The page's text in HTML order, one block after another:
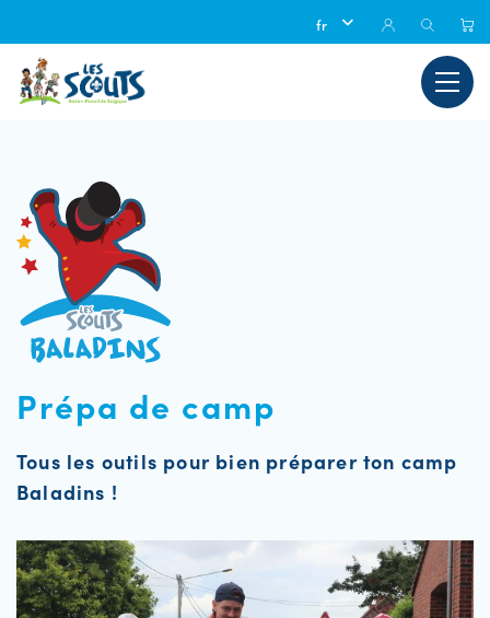
Prépa de camp
Tous les outils pour bien préparer ton camp
Baladins !